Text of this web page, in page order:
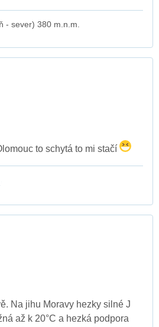
- sever) 380 m.n.m.
to schytá to mi stačí
Na jihu Moravy hezky silné J
až k 20°C a hezká podpora